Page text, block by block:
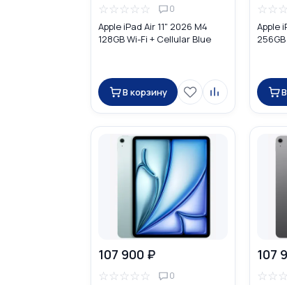
☆☆☆☆☆ 0
Apple iPad Air 11" 2026 M4
128GB Wi-Fi + Cellular Blue
В корзину
☆☆☆
Apple
107 900 ₽
☆☆☆☆☆ 0
107
☆☆☆